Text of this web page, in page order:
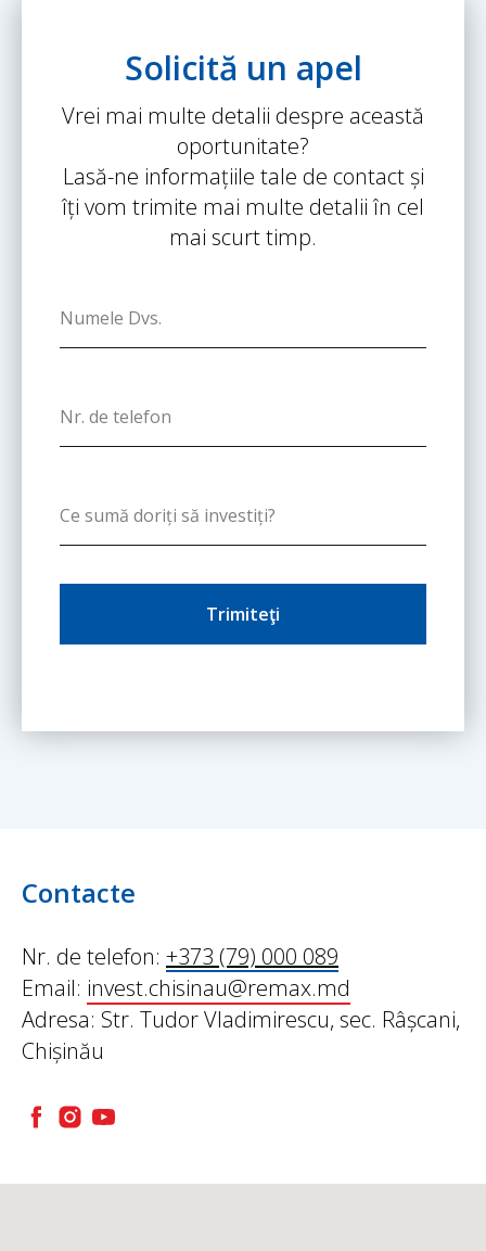
Solicită un apel
Vrei mai multe detalii despre această
oportunitate?
Lasă-ne informațiile tale de contact și
îți vom trimite mai multe detalii în cel
mai scurt timp.
Trimiteţi
Contacte
Nr. de telefon: +373 (79) 000 089
Email: invest.chisinau@remax.md
Adresa: Str. Tudor Vladimirescu, sec. Râșcani,
Chișinău